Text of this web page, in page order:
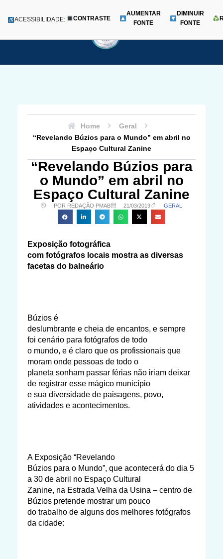
para
Menu
ACESSIBILIDADE: CONTRASTE
AUMENTAR
FONTE
DIMINUIR
FONTE
Home
Geral
“Revelando Búzios para o Mundo” em abril no
Espaço Cultural Zanine
“Revelando Búzios para
o Mundo” em abril no
Espaço Cultural Zanine
POR REDAÇÃO PMAB 21/03/2019 GERAL
Exposição fotográfica
com fotógrafos locais mostra as diversas
facetas do balneário
Búzios é
deslumbrante e cheia de encantos, e sempre
foi cenário para fotógrafos de todo
o mundo, e é claro que os profissionais que
moram onde pessoas de todo o
planeta sonham passar férias não iriam deixar
de registrar esse mágico município
e sua diversidade de paisagens, povo,
atividades e acontecimentos.
A Exposição “Revelando
Búzios para o Mundo”, que acontecerá do dia 5
a 30 de abril no Espaço Cultural
Zanine, na Estrada Velha da Usina – centro de
Búzios pretende mostrar um pouco
do trabalho de alguns dos melhores fotógrafos
da cidade: